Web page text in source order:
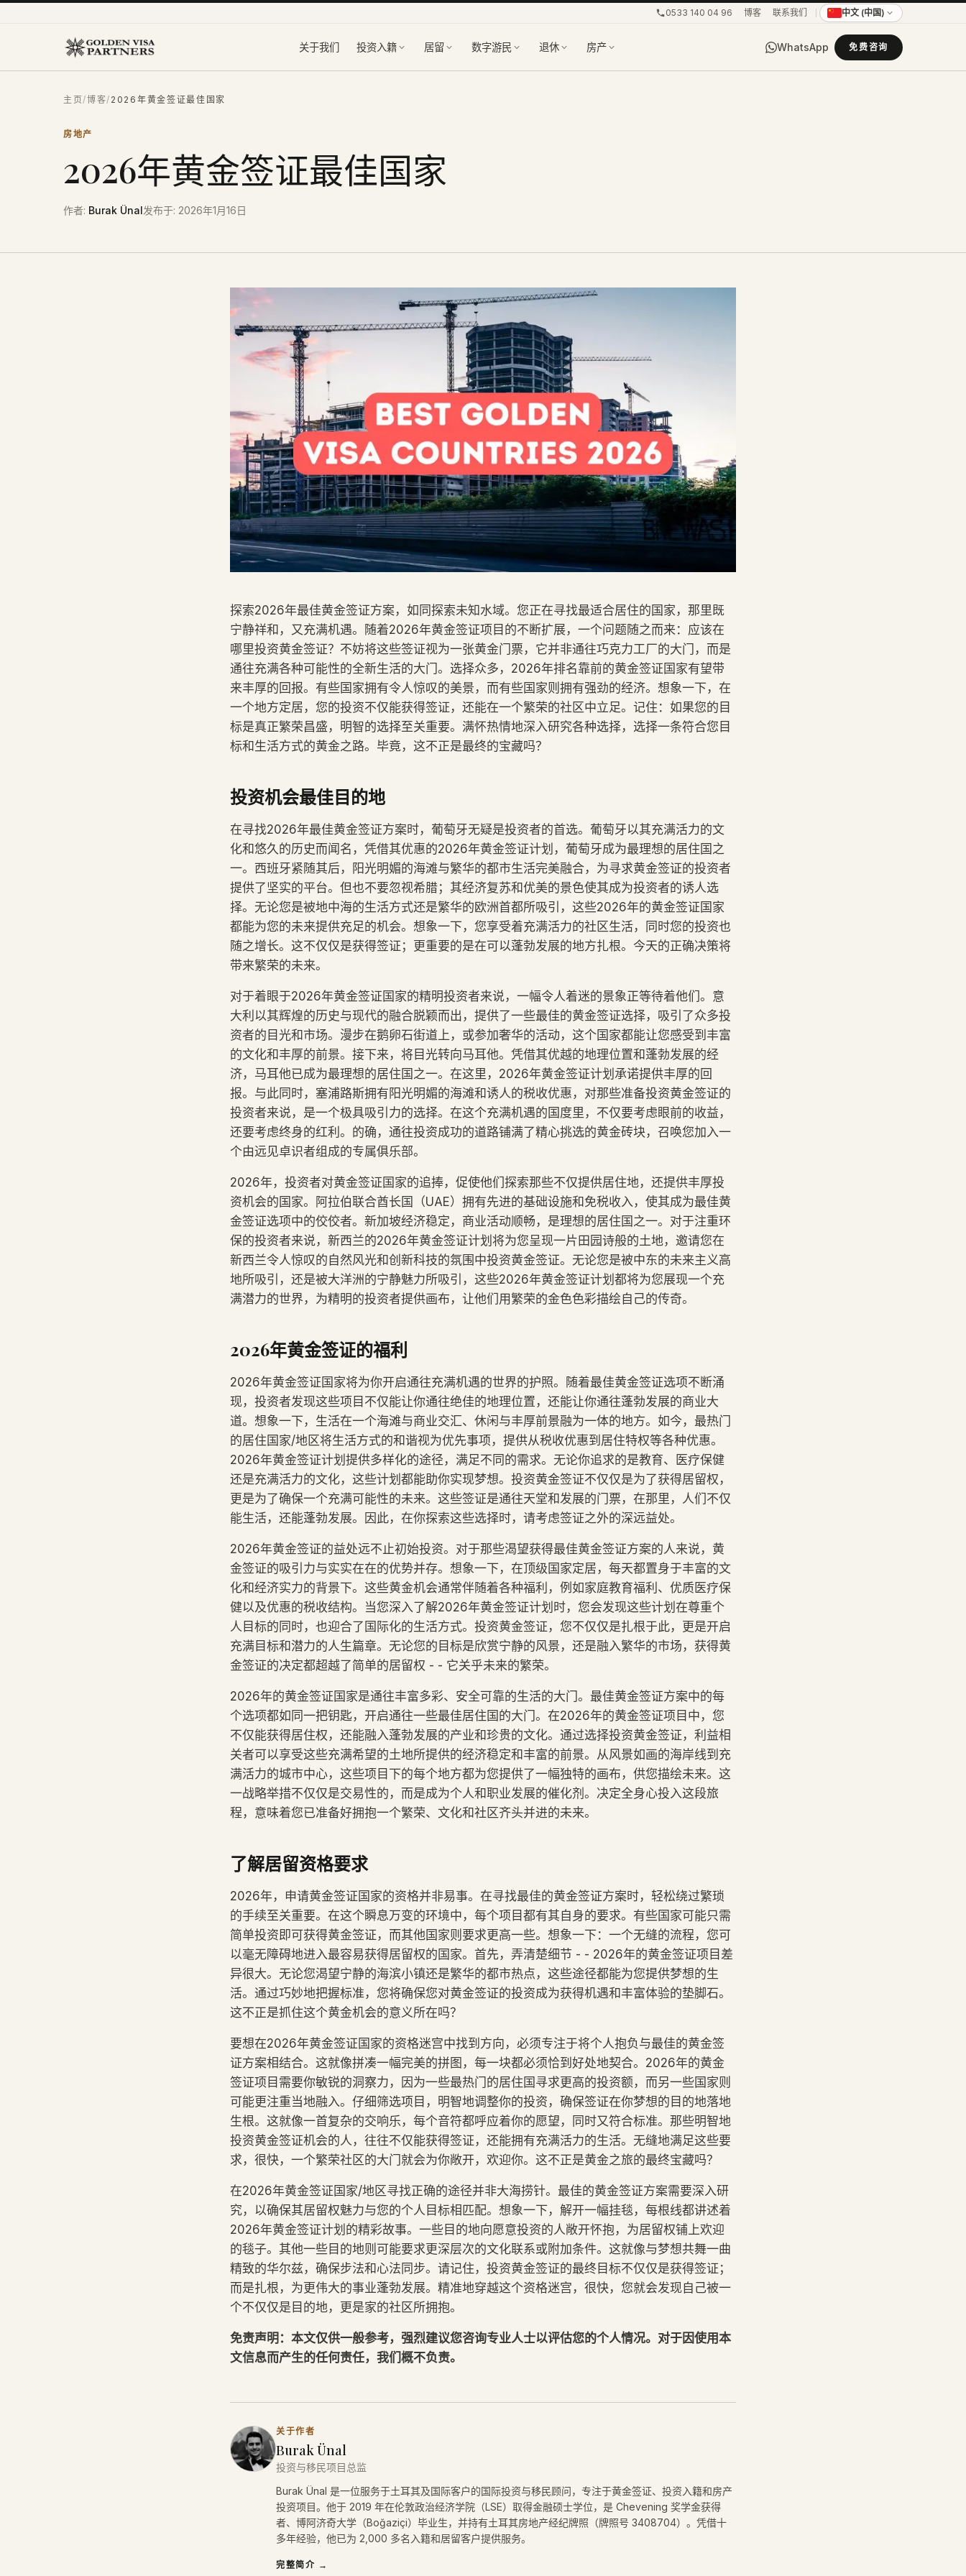
0533 140 04 96 博客 联系我们 中文 (中国)
关于我们 投资入籍 居留 数字游民 退休 房产 WhatsApp 免费咨询
主页/博客/ 2026年黄金签证最佳国家
房地产
2026年黄金签证最佳国家
作者: Burak Ünal发布于: 2026年1月16日
探索2026年最佳黄金签证方案，如同探索未知水域。您正在寻找最适合居住的国家，那里既
宁静祥和，又充满机遇。随着2026年黄金签证项目的不断扩展，一个问题随之而来：应该在
哪里投资黄金签证？不妨将这些签证视为一张黄金门票，它并非通往巧克力工厂的大门，而是
通往充满各种可能性的全新生活的大门。选择众多，2026年排名靠前的黄金签证国家有望带
来丰厚的回报。有些国家拥有令人惊叹的美景，而有些国家则拥有强劲的经济。想象一下，在
一个地方定居，您的投资不仅能获得签证，还能在一个繁荣的社区中立足。记住：如果您的目
标是真正繁荣昌盛，明智的选择至关重要。满怀热情地深入研究各种选择，选择一条符合您目
标和生活方式的黄金之路。毕竟，这不正是最终的宝藏吗？
投资机会最佳目的地
在寻找2026年最佳黄金签证方案时，葡萄牙无疑是投资者的首选。葡萄牙以其充满活力的文
化和悠久的历史而闻名，凭借其优惠的2026年黄金签证计划，葡萄牙成为最理想的居住国之
一。西班牙紧随其后，阳光明媚的海滩与繁华​​的都市生活完美融合，为寻求黄金签证的投资者
提供了坚实的平台。但也不要忽视希腊；其经济复苏和优美的景色使其成为投资者的诱人选
择。无论您是被地中海的生活方式还是繁华的欧洲首都所吸引，这些2026年的黄金签证国家
都能为您的未来提供充足的机会。想象一下，您享受着充满活力的社区生活，同时您的投资也
随之增长。这不仅仅是获得签证；更重要的是在可以蓬勃发展的地方扎根。今天的正确决策将
带来繁荣的未来。
对于着眼于2026年黄金签证国家的精明投资者来说，一幅令人着迷的景象正等待着他们。意
大利以其辉煌的历史与现代的融合脱颖而出，提供了一些最佳的黄金签证选择，吸引了众多投
资者的目光和市场。漫步在鹅卵石街道上，或参加奢华的活动，这个国家都能让您感受到丰富
的文化和丰厚的前景。接下来，将目光转向马耳他。凭借其优越的地理位置和蓬勃发展的经
济，马耳他已成为最理想的居住国之一。在这里，2026年黄金签证计划承诺提供丰厚的回
报。与此同时，塞浦路斯拥有阳光明媚的海滩和诱人的税收优惠，对那些准备投资黄金签证的
投资者来说，是一个极具吸引力的选择。在这个充满机遇的国度里，不仅要考虑眼前的收益，
还要考虑终身的红利。的确，通往投资成功的道路铺满了精心挑选的黄金砖块，召唤您加入一
个由远见卓识者组成的专属俱乐部。
2026年，投资者对黄金签证国家的追捧，促使他们探索那些不仅提供居住地，还提供丰厚投
资机会的国家。阿拉伯联合酋长国（UAE）拥有先进的基础设施和免税收入，使其成为最佳黄
金签证选项中的佼佼者。新加坡经济稳定，商业活动顺畅，是理想的居住国之一。对于注重环
保的投资者来说，新西兰的2026年黄金签证计划将为您呈现一片田园诗般的土地，邀请您在
新西兰令人惊叹的自然风光和创新科技的氛围中投资黄金签证。无论您是被中东的未来主义高
地所吸引，还是被大洋洲的宁静魅力所吸引，这些2026年黄金签证计划都将为您展现一个充
满潜力的世界，为精明的投资者提供画布，让他们用繁荣的金色色彩描绘自己的传奇。
2026年黄金签证的福利
2026年黄金签证国家将为你开启通往充满机遇的世界的护照。随着最佳黄金签证选项不断涌
现，投资者发现这些项目不仅能让你通往绝佳的地理位置，还能让你通往蓬勃发展的商业大
道。想象一下，生活在一个海滩与商业交汇、休闲与丰厚前景融为一体的地方。如今，最热门
的居住国家/地区将生活方式的和谐视为优先事项，提供从税收优惠到居住特权等各种优惠。
2026年黄金签证计划提供多样化的途径，满足不同的需求。无论你追求的是教育、医疗保健
还是充满活力的文化，这些计划都能助你实现梦想。投资黄金签证不仅仅是为了获得居留权，
更是为了确保一个充满可能性的未来。这些签证是通往天堂和发展的门票，在那里，人们不仅
能生活，还能蓬勃发展。因此，在你探索这些选择时，请考虑签证之外的深远益处。
2026年黄金签证的益处远不止初始投资。对于那些渴望获得最佳黄金签证方案的人来说，黄
金签证的吸引力与实实在在的优势并存。想象一下，在顶级国家定居，每天都置身于丰富的文
化和经济实力的背景下。这些黄金机会通常伴随着各种福利，例如家庭教育福利、优质医疗保
健以及优惠的税收结构。当您深入了解2026年黄金签证计划时，您会发现这些计划在尊重个
人目标的同时，也迎合了国际化的生活方式。投资黄金签证，您不仅仅是扎根于此，更是开启
充满目标和潜力的人生篇章。无论您的目标是欣赏宁静的风景，还是融入繁华的市场，获得黄
金签证的决定都超越了简单的居留权 - - 它关乎未来的繁荣。
2026年的黄金签证国家是通往丰富多彩、安全可靠的生活的大门。最佳黄金签证方案中的每
个选项都如同一把钥匙，开启通往一些最佳居住国的大门。在2026年的黄金签证项目中，您
不仅能获得居住权，还能融入蓬勃发展的产业和珍贵的文化。通过选择投资黄金签证，利益相
关者可以享受这些充满希望的土地所提供的经济稳定和丰富的前景。从风景如画的海岸线到充
满活力的城市中心，这些项目下的每个地方都为您提供了一幅独特的画布，供您描绘未来。这
一战略举措不仅仅是交易性的，而是成为个人和职业发展的催化剂。决定全身心投入这段旅
程，意味着您已准备好拥抱一个繁荣、文化和社区齐头并进的未来。
了解居留资格要求
2026年，申请黄金签证国家的资格并非易事。在寻找最佳的黄金签证方案时，轻松绕过繁琐
的手续至关重要。在这个瞬息万变的环境中，每个项目都有其自身的要求。有些国家可能只需
简单投资即可获得黄金签证，而其他国家则要求更高一些。想象一下：一个无缝的流程，您可
以毫无障碍地进入最容易获得居留权的国家。首先，弄清楚细节 - - 2026年的黄金签证项目差
异很大。无论您渴望宁静的海滨小镇还是繁华的都市热点，这些途径都能为您提供梦想的生
活。通过巧妙地把握标准，您将确保您对黄金签证的投资成为获得机遇和丰富体验的垫脚石。
这不正是抓住这个黄金机会的意义所在吗？
要想在2026年黄金签证国家的资格迷宫中找到方向，必须专注于将个人抱负与最佳的黄金签
证方案相结合。这就像拼凑一幅完美的拼图，每一块都必须恰到好处地契合。2026年的黄金
签证项目需要你敏锐的洞察力，因为一些最热门的居住国寻求更高的投资额，而另一些国家则
可能更注重当地融入。仔细筛选项目，明智地调整你的投资，确保签证在你梦想的目的地落地
生根。这就像一首复杂的交响乐，每个音符都呼应着你的愿望，同时又符合标准。那些明智地
投资黄金签证机会的人，往往不仅能获得签证，还能拥有充满活力的生活。无缝地满足这些要
求，很快，一个繁荣社区的大门就会为你敞开，欢迎你。这不正是黄金之旅的最终宝藏吗？
在2026年黄金签证国家/地区寻找正确的途径并非大海捞针。最佳的黄金签证方案需要深入研
究，以确保其居留权魅力与您的个人目标相匹配。想象一下，解开一幅挂毯，每根线都讲述着
2026年黄金签证计划的精彩故事。一些目的地向愿意投资的人敞开怀抱，为居留权铺上欢迎
的毯子。其他一些目的地则可能要求更深层次的文化联系或附加条件。这就像与梦想共舞一曲
精致的华尔兹，确保步法和心法同步。请记住，投资黄金签证的最终目标不仅仅是获得签证；
而是扎根，为更伟大的事业蓬勃发展。精准地穿越这个资格迷宫，很快，您就会发现自己被一
个不仅仅是目的地，更是家的社区所拥抱。
免责声明：本文仅供一般参考，强烈建议您咨询专业人士以评估您的个人情况。对于因使用本
文信息而产生的任何责任，我们概不负责。
关于作者
Burak Ünal
投资与移民项目总监
Burak Ünal 是一位服务于土耳其及国际客户的国际投资与移民顾问，专注于黄金签证、投资入籍和房产
投资项目。他于 2019 年在伦敦政治经济学院（LSE）取得金融硕士学位，是 Chevening 奖学金获得
者、博阿济奇大学（Boğaziçi）毕业生，并持有土耳其房地产经纪牌照（牌照号 3408704）。凭借十
多年经验，他已为 2,000 多名入籍和居留客户提供服务。
完整简介 →